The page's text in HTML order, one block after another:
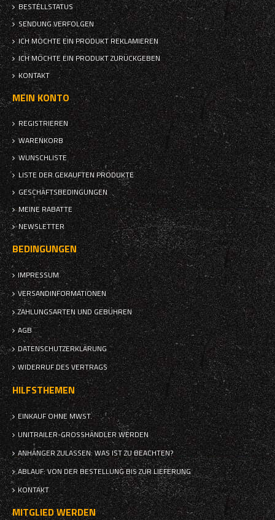
BESTELLSTATUS
SENDUNG VERFOLGEN
ICH MÖCHTE EIN PRODUKT REKLAMIEREN
ICH MÖCHTE EIN PRODUKT ZURÜCKGEBEN
KONTAKT
MEIN KONTO
REGISTRIEREN
WARENKORB
WUNSCHLISTE
LISTE DER GEKAUFTEN PRODUKTE
GESCHÄFTSBEDINGUNGEN
MEINE RABATTE
NEWSLETTER
BEDINGUNGEN
IMPRESSUM
VERSANDINFORMATIONEN
ZAHLUNGSARTEN UND GEBÜHREN
AGB
DATENSCHUTZERKLÄRUNG
WIDERRUF DES VERTRAGS
HILFSTHEMEN
EINKAUF OHNE MWST.
UNITRAILER-GROSSHÄNDLER WERDEN
ANHÄNGER ZULASSEN: WAS IST ZU BEACHTEN?
ABLAUF: VON DER BESTELLUNG BIS ZUR LIEFERUNG
KONTAKT
MITGLIED WERDEN